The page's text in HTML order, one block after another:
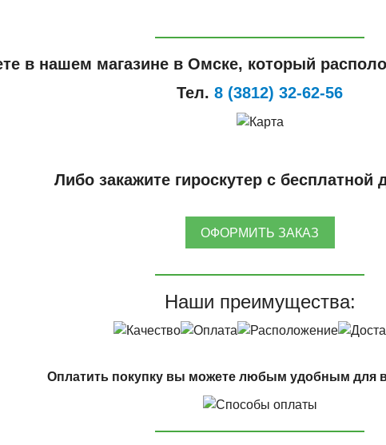
в нашем магазине в Омске, который
Тел. 8 (3812) 32-62-56
Либо закажите гироскутер с бесплатной
ОФОРМИТЬ ЗАКАЗ
Наши преимущества:
Оплатить покупку вы можете любым удобным для